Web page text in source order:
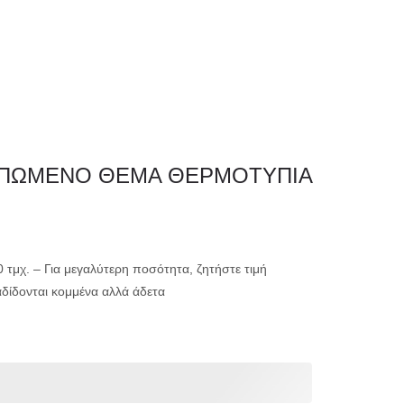
ΘΕΜΑ ΘΕΡΜΟΤΥΠΙΑ
τμχ. – Για μεγαλύτερη ποσότητα, ζητήστε τιμή
κομμένα αλλά άδετα